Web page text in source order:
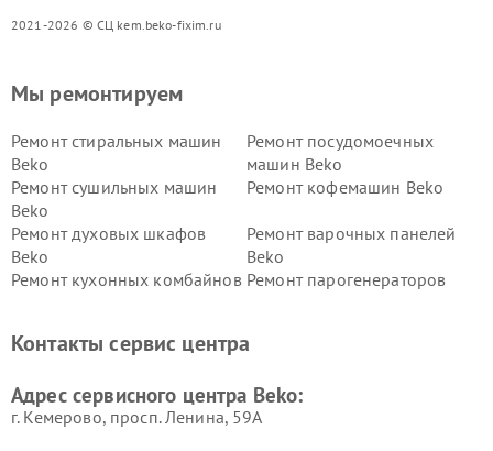
2021-2026 © СЦ kem.beko-fixim.ru
Мы ремонтируем
Ремонт стиральных машин
Beko
Ремонт посудомоечных
машин Beko
Ремонт сушильных машин
Beko
Ремонт кофемашин Beko
Ремонт духовых шкафов
Beko
Ремонт варочных панелей
Beko
Ремонт кухонных комбайнов Ремонт парогенераторов
Ремонт холодильников Beko Ремонт морозильных камер
Контакты сервис центра
Адрес сервисного центра Beko:
г. Кемерово, просп. Ленина, 59А